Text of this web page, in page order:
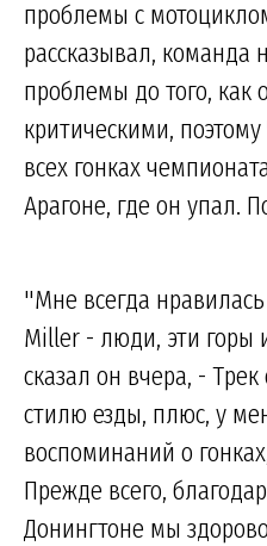
проблемы с
рассказывал, команда
проблемы до того, как
критическими,
всех гонках
Арагоне, где он упал.
"Мне всегда
Miller - люди, эти горы
сказал он вчера, -
стилю езды, плюс, у
воспоминаний о
Прежде всего,
Донингтоне мы